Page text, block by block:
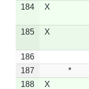
184 X
185 X
186
187
*
188
X